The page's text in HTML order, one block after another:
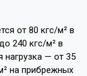
от 80 кгс/м² в
240 кгс/м² в
нагрузка — от 35
на прибрежных